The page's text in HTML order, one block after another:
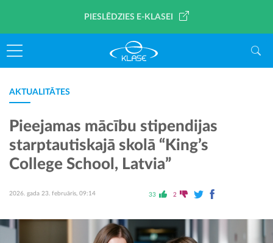
PIESLĒDZIES E-KLASEI
AKTUALITĀTES
Pieejamas mācību stipendijas
starptautiskajā skolā “King’s
College School, Latvia”
2026. gada 23. februāris, 09:14 33 2